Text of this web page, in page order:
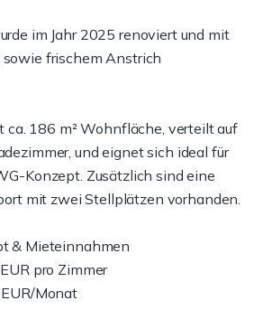
im Jahr 2025 renoviert und mit
frischem Anstrich
ca. 186 m² Wohnfläche, verteilt auf
und eignet sich ideal für
Konzept. Zusätzlich sind eine
mit zwei Stellplätzen vorhanden.
& Mieteinnahmen
pro Zimmer
Monat